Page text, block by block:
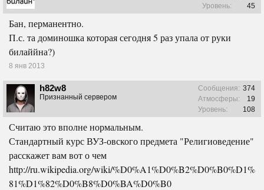
Уровень:
45
Бан, перманентно.
П.с. та доминошка которая сегодня 5 раз упала от руки
билаййна?)
8 янв 2013
h82w8
Признанный сервером
Сообщения: 374
Атмосферы:
19
Уровень:
108
Считаю это вполне нормальным.
Стандартный курс ВУЗ-овского предмета "Религиоведение"
расскажет вам вот о чем
http://ru.wikipedia.org/wiki/%D0%A1%D0%B2%D0%B0%D1%
81%D1%82%D0%B8%D0%BA%D0%B0